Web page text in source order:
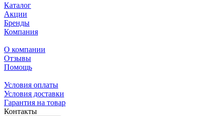
Каталог
Акции
Бренды
Компания
О компании
Отзывы
Помощь
Условия оплаты
Условия доставки
Гарантия на товар
Контакты